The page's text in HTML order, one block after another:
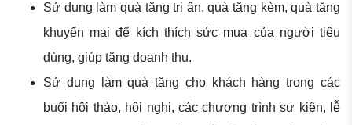
Sử dụng làm quà tặng tri ân, quà tặng kèm, quà tặng
khuyến mại để kích thích sức mua của người tiêu
dùng, giúp tăng doanh thu.
Sử dụng làm quà tặng cho khách hàng trong các
buổi hội thảo, hội nghị, các chương trình sự kiện, lễ